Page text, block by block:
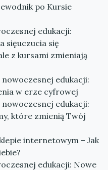
po Kursie
edukacji:
sięuczucia się
z kursami zmieniają
edukacji:
w erze cyfrowej
edukacji:
które zmienią Twój
internetowym – Jak
edukacji: Nowe